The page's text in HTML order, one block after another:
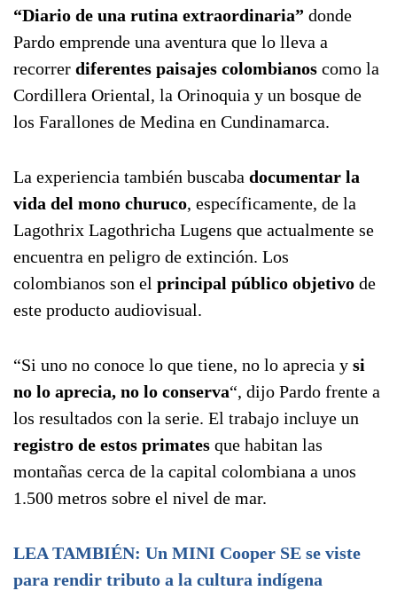
“Diario de una rutina extraordinaria” donde
Pardo emprende una aventura que lo lleva a
recorrer diferentes paisajes colombianos como la
Cordillera Oriental, la Orinoquia y un bosque de
los Farallones de Medina en Cundinamarca.
La experiencia también buscaba documentar la
vida del mono churuco, específicamente, de la
Lagothrix Lagothricha Lugens que actualmente se
encuentra en peligro de extinción. Los
colombianos son el principal público objetivo de
este producto audiovisual.
“Si uno no conoce lo que tiene, no lo aprecia y si
no lo aprecia, no lo conserva“, dijo Pardo frente a
los resultados con la serie. El trabajo incluye un
registro de estos primates que habitan las
montañas cerca de la capital colombiana a unos
1.500 metros sobre el nivel de mar.
LEA TAMBIÉN: Un MINI Cooper SE se viste
para rendir tributo a la cultura indígena